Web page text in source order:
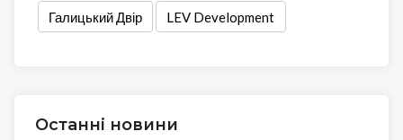
Галицький Двір LEV Development
Останні новини